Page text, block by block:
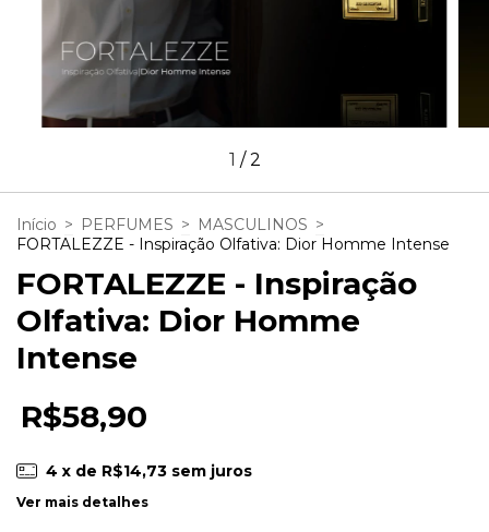
1 /2
Início > PERFUMES > MASCULINOS >
FORTALEZZE - Inspiração Olfativa: Dior Homme Intense
FORTALEZZE - Inspiração
Olfativa: Dior Homme
Intense
R$58,90
4 x de R$14,73 sem juros
Ver mais detalhes